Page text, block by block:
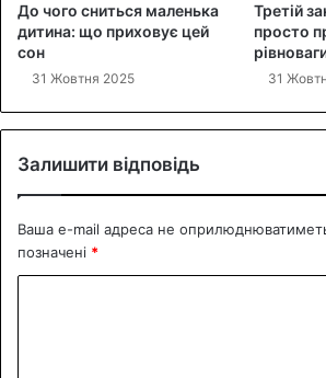
До чого сниться маленька
дитина: що приховує цей
сон
31 Жовтня 2025
Третій
просто
31
Залишити відповідь
Ваша e-mail адреса не
позначені *